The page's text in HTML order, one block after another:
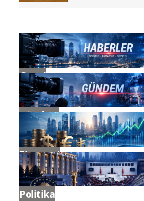
Genel
Gündem
Ekonomi
Politika